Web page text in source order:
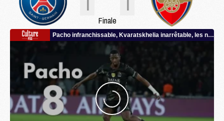
Finale